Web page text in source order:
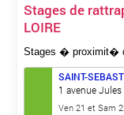
Stages de
LOIRE
Stages � proximit�
SAINT-
1 avenue Jules
Ven 21 et Sam